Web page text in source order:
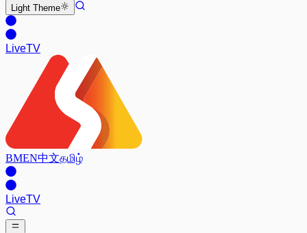
Light Theme
LiveTV
BMEN中文தமிழ்
LiveTV